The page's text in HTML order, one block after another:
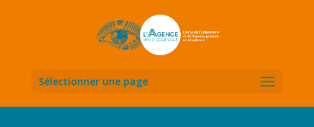
Sélectionner une page